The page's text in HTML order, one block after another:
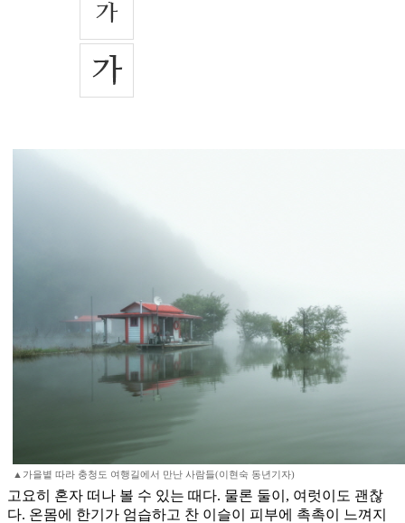
▲가을볕 따라 충청도 여행길에서 만난 사람들(이현숙 동년기자)
고요히 혼자 떠나 볼 수 있는 때다. 물론 둘이, 여럿이도 괜찮
다. 온몸에 한기가 엄습하고 찬 이슬이 피부에 촉촉이 느껴지